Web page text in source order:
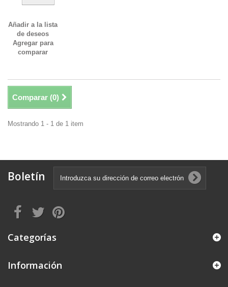
Añadir a la lista
de deseos
Agregar para
comparar
Comparar (0)
Mostrando 1 - 1 de 1 item
Boletín
Categorías
Información